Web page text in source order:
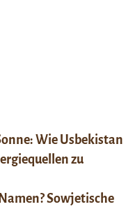
Wie Usbekistan
zu
Sowjetische